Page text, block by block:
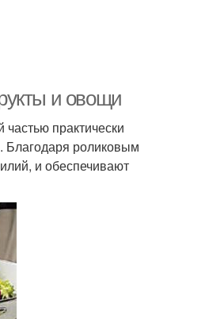
и овощи
практически
Благодаря роликовым
и обеспечивают